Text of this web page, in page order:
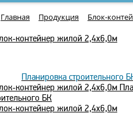
Главная Продукция Блок-
Планировка строительного